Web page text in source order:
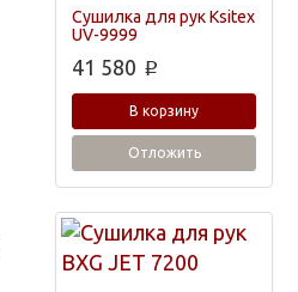
Сушилка для рук Ksitex
UV-9999
41 580 p
В корзину
Отложить